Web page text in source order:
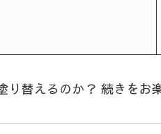
替えるのか？ 続きをお